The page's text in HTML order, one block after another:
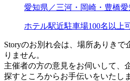
愛知県／三河・岡崎・豊橋愛
ホテル駅近駐車場100名以上
Storyのお別れ会は、場所ありきで
りません。
主催者の方の意見をお伺いして、
探すところからお手伝いをいたし